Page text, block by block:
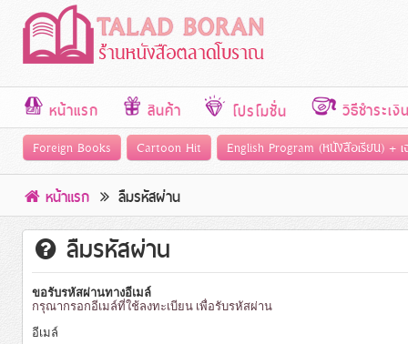
หน้าแรก สินค้า โปรโมชั่น วิธีชำระเงิ
Foreign Books Cartoon Hit English Program (หนังสือเรียน) +
หน้าแรก ลืมรหัสผ่าน
ลืมรหัสผ่าน
ขอรับรหัสผ่านทางอีเมล์
กรุณากรอกอีเมล์ที่ใช้ลงทะเบียน เพื่อรับรหัสผ่าน
อีเมล์